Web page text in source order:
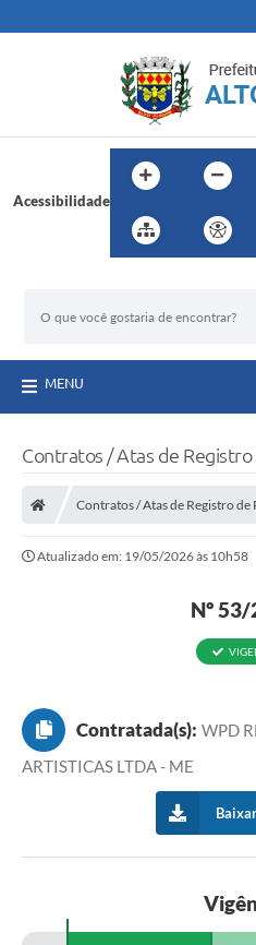
Acessibilidade
MENU
Contratos / Atas de Registro
Contratos / Atas de Registro de
Atualizado em: 19/05/2026 às 10h58
Nº
Contratada(s): WPD
ARTISTICAS LTDA - ME